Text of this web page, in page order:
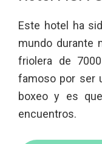
Este hotel ha
mundo durante
friolera de
famoso por ser
boxeo y es
encuentros.